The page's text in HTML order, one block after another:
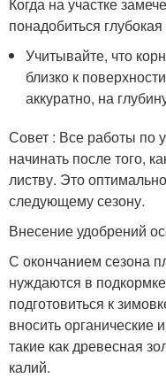
понадобиться
Учитывайте, что
близко к
аккуратно, на
Совет : Все работы по
начинать после того,
листву. Это
следующему сезону.
Внесение удобрений
С окончанием сезона
нуждаются в
подготовиться к
вносить
такие как древесная
калий.